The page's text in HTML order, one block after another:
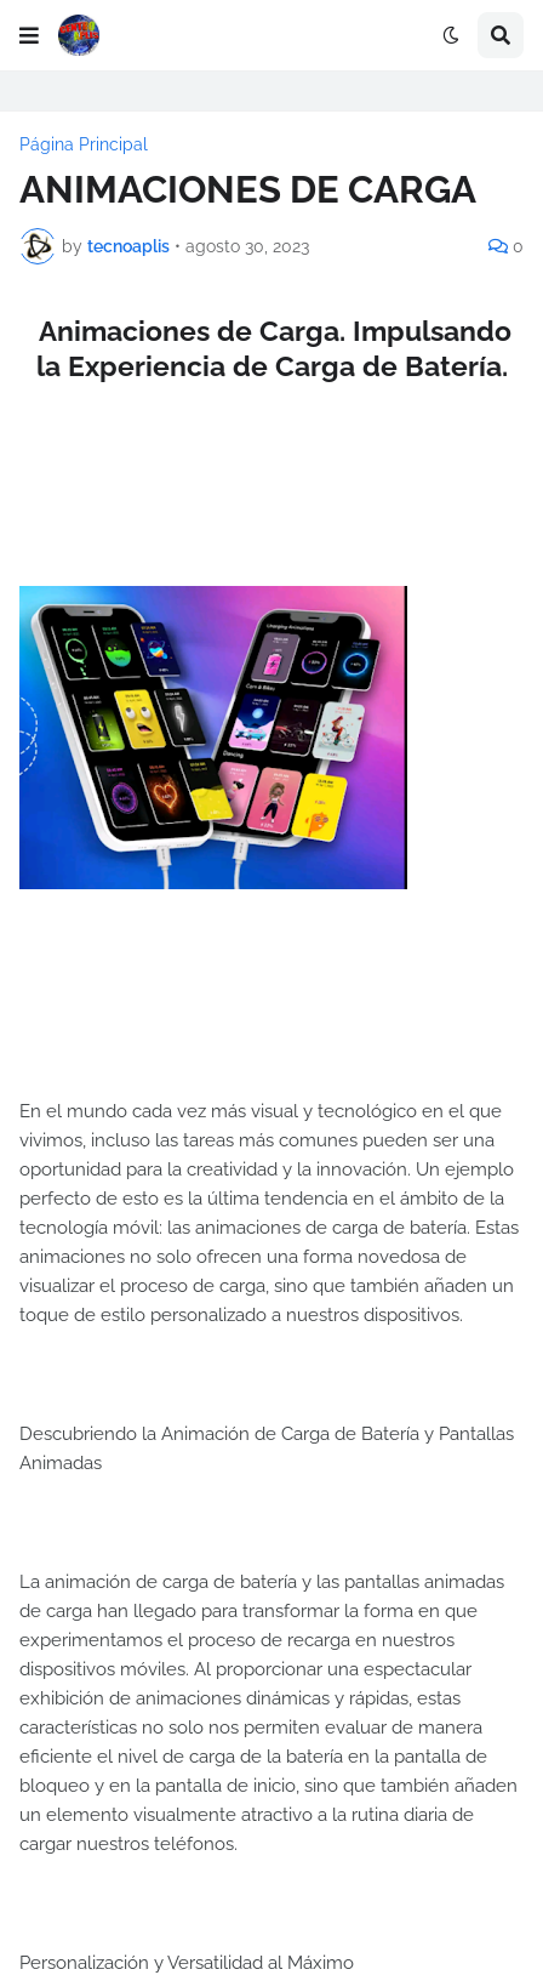
Página Principal
ANIMACIONES DE CARGA
by tecnoaplis • agosto 30, 2023 0
Animaciones de Carga. Impulsando
la Experiencia de Carga de Batería.
En el mundo cada vez más visual y tecnológico en el que
vivimos, incluso las tareas más comunes pueden ser una
oportunidad para la creatividad y la innovación. Un ejemplo
perfecto de esto es la última tendencia en el ámbito de la
tecnología móvil: las animaciones de carga de batería. Estas
animaciones no solo ofrecen una forma novedosa de
visualizar el proceso de carga, sino que también añaden un
toque de estilo personalizado a nuestros dispositivos.
Descubriendo la Animación de Carga de Batería y Pantallas
Animadas
La animación de carga de batería y las pantallas animadas
de carga han llegado para transformar la forma en que
experimentamos el proceso de recarga en nuestros
dispositivos móviles. Al proporcionar una espectacular
exhibición de animaciones dinámicas y rápidas, estas
características no solo nos permiten evaluar de manera
eficiente el nivel de carga de la batería en la pantalla de
bloqueo y en la pantalla de inicio, sino que también añaden
un elemento visualmente atractivo a la rutina diaria de
cargar nuestros teléfonos.
Personalización y Versatilidad al Máximo